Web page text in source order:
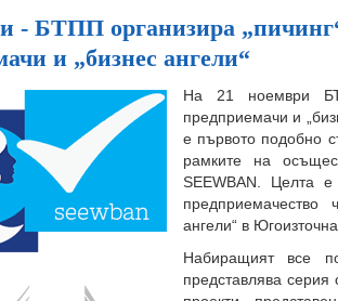
- БТПП организира
и „бизнес ангели“
На 21 ноември
предприемачи и
е първото подобно
рамките на
SEEWBAN. Целта
ангели“ в
Набиращият все
представлява серия